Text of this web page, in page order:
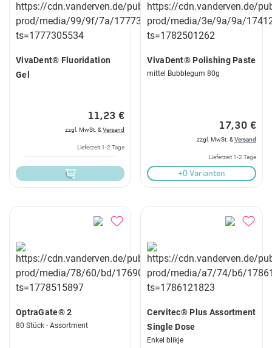
VivaDent® Fluoridation
Gel
11,23 €
zzgl. MwSt. &Versand
Lieferzeit 1-2 Tage
VivaDent® Polishing Paste
mittel Bubblegum 80g
17,30 €
zzgl. MwSt. &Versand
Lieferzeit 1-2 Tage
+0 Varianten
OptraGate® 2
80 Stück - Assortment
Cervitec® Plus Assortment
Single Dose
Enkel blikje